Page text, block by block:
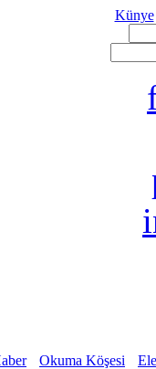
Künye
Okuma Köşesi